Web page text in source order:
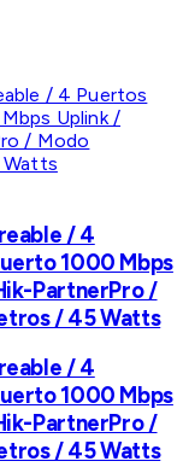
/ 4
1000 Mbps
PartnerPro /
/ 45 Watts
/ 4
1000 Mbps
PartnerPro /
/ 45 Watts